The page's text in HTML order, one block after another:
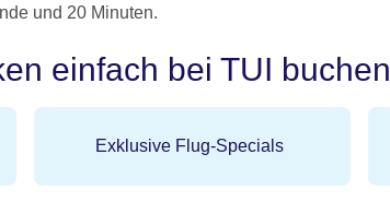
und 20 Minuten.
einfach bei TUI buchen
Exklusive Flug-Specials